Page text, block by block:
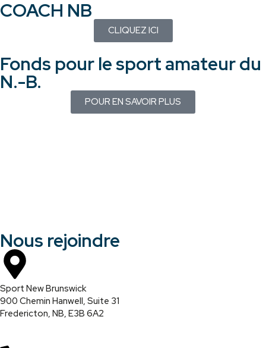
COACH NB
CLIQUEZ ICI
Fonds pour le sport amateur du
N.-B.
POUR EN SAVOIR PLUS
Nous rejoindre
Sport New Brunswick
900 Chemin Hanwell, Suite 31
Fredericton, NB, E3B 6A2